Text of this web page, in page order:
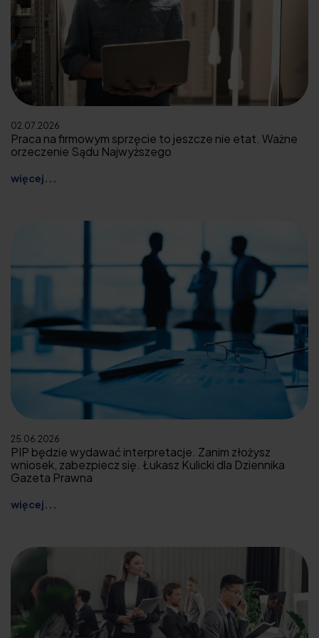
02.07.2026
Praca na firmowym sprzęcie to jeszcze nie etat. Ważne
orzeczenie Sądu Najwyższego
więcej...
25.06.2026
PIP będzie wydawać interpretacje. Zanim złożysz
wniosek, zabezpiecz się. Łukasz Kulicki dla Dziennika
Gazeta Prawna
więcej...